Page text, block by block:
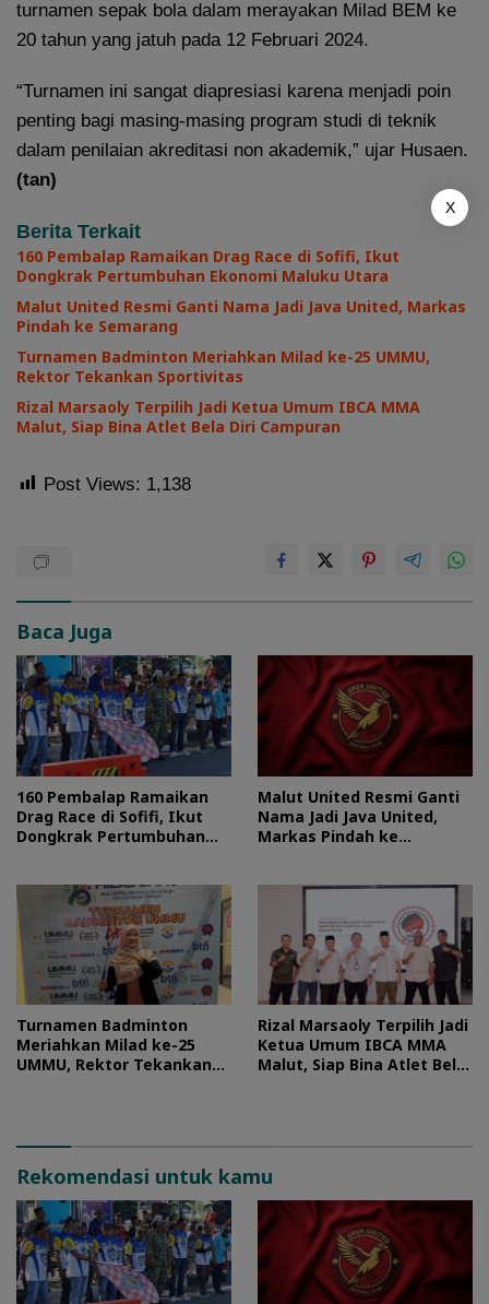
turnamen sepak bola dalam merayakan Milad BEM ke
20 tahun yang jatuh pada 12 Februari 2024.
“Turnamen ini sangat diapresiasi karena menjadi poin
penting bagi masing-masing program studi di teknik
dalam penilaian akreditasi non akademik,” ujar Husaen.
(tan)
Berita Terkait
160 Pembalap Ramaikan Drag Race di Sofifi, Ikut
Dongkrak Pertumbuhan Ekonomi Maluku Utara
Malut United Resmi Ganti Nama Jadi Java United, Markas
Pindah ke Semarang
Turnamen Badminton Meriahkan Milad ke-25 UMMU,
Rektor Tekankan Sportivitas
Rizal Marsaoly Terpilih Jadi Ketua Umum IBCA MMA
Malut, Siap Bina Atlet Bela Diri Campuran
Post Views: 1,138
Baca Juga
160 Pembalap Ramaikan
Drag Race di Sofifi, Ikut
Dongkrak Pertumbuhan
Malut United Resmi Ganti
Nama Jadi Java United,
Markas Pindah ke
Turnamen Badminton
Meriahkan Milad ke-25
UMMU, Rektor Tekankan
Rizal Marsaoly Terpilih Jadi
Ketua Umum IBCA MMA
Malut, Siap Bina Atlet Bela
Rekomendasi untuk kamu
X